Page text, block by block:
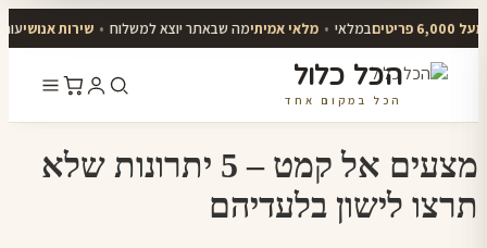
פריטים במלאי • מלאי אמיתימה שבאתר יוצא למשלוח • שירות אנושי
הכל כלול
הכל במקום אחד
מצעים אל קמט – 5 יתרונות שלא
תרצו לישון בלעדיהם